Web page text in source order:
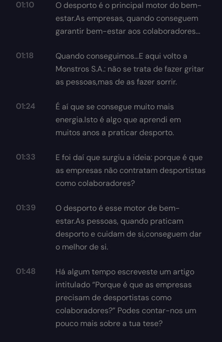
01:10
O desporto é o principal motor do bem-
estar.As empresas, quando conseguem
garantir bem-estar aos colaboradores...
01:18
Quando conseguimos...E aqui volto a
Monstros S.A.: não se trata de fazer gritar
as pessoas,mas de as fazer sorrir.
01:24
É aí que se consegue muito mais
energia.Isto é algo que aprendi em
muitos anos a praticar desporto.
01:33
E foi daí que surgiu a ideia: porque é que
as empresas não contratam desportistas
como colaboradores?
01:39
O desporto é esse motor de bem-
estar.As pessoas, quando praticam
desporto e cuidam de si,conseguem dar
o melhor de si.
01:48
Há algum tempo escreveste um artigo
intitulado “Porque é que as empresas
precisam de desportistas como
colaboradores?” Podes contar-nos um
pouco mais sobre a tua tese?